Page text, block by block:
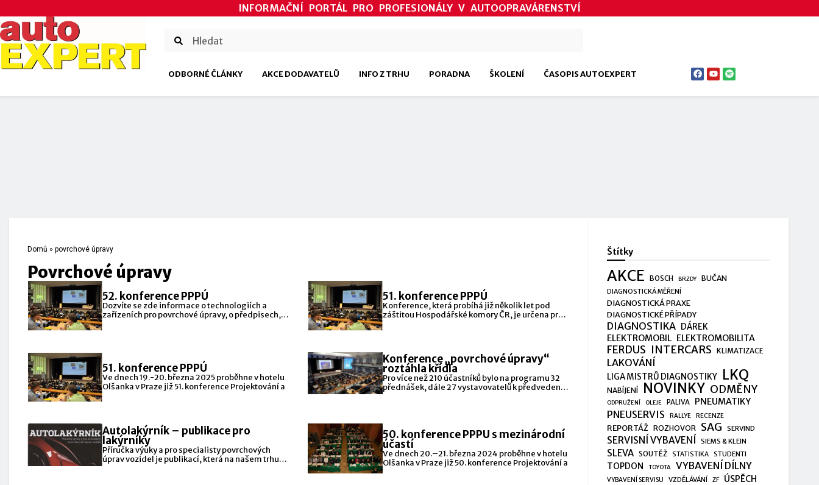
INFORMAČNÍ PORTÁL PRO PROFESIONÁLY V AUTOOPRAVÁRENSTVÍ
ODBORNÉ ČLÁNKY AKCE DODAVATELŮ INFO Z TRHU PORADNA ŠKOLENÍ ČASOPIS AUTOEXPERT
Domů » povrchové úpravy
povrchové úpravy
52. konference PPPÚ
Dozvíte se zde informace o technologiích a
zařízeních pro povrchové úpravy, o předpisech, o
možnostech pro
51. konference PPPÚ
Konference, která probíhá již několik let pod
záštitou Hospodářské komory ČR, je určena pro
51. konference PPPÚ
Ve dnech 19.-20. března 2025 proběhne v hotelu
Olšanka v Praze již 51. konference Projektování a
Konference „povrchové úpravy“
roztáhla křídla
Pro více než 210 účastníků bylo na programu 32
přednášek, dále 27 vystavovatelů k předvedení
Autolakýrník – publikace pro
lakýrníky
Příručka výuky a pro specialisty povrchových
úprav vozidel je publikací, která na našem trhu
citelně chyběla
50. konference PPPU s mezinárodní
účastí
Ve dnech 20.–21. března 2024 proběhne v hotelu
Olšanka v Praze již 50. konference Projektování a
Štítky
AKCE BOSCH BRZDY BUČAN
DIAGNOSTICKÁ MĚŘENÍ
DIAGNOSTICKÁ PRAXE
DIAGNOSTICKÉ PŘÍPADY
DIAGNOSTIKA DÁREK
ELEKTROMOBIL ELEKTROMOBILITA
FERDUS INTERCARS KLIMATIZACE
LAKOVÁNÍ
LIGA MISTRŮ DIAGNOSTIKY LKQ
NABÍJENÍ NOVINKY ODMĚNY
ODPRUŽENÍ OLEJE PALIVA PNEUMATIKY
PNEUSERVIS RALLYE RECENZE
REPORTÁŽ ROZHOVOR SAG SERVIND
SERVISNÍ VYBAVENÍ SIEMS & KLEIN
SLEVA SOUTĚŽ STATISTIKA STUDENTI
TOPDON TOYOTA VYBAVENÍ DÍLNY
VYBAVENÍ SERVISU VZDĚLÁVÁNÍ ZF ÚSPĚCH